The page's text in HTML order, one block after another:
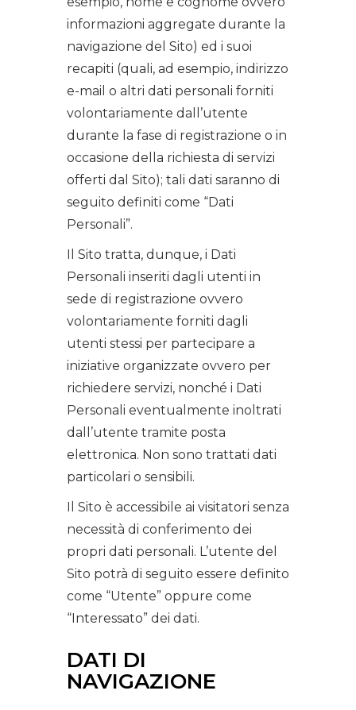
informazioni aggregate durante la
navigazione del Sito) ed i suoi
recapiti (quali, ad esempio, indirizzo
e-mail o altri dati personali forniti
volontariamente dall’utente
durante la fase di registrazione o in
occasione della richiesta di servizi
offerti dal Sito); tali dati saranno di
seguito definiti come “Dati
Personali”.
Il Sito tratta, dunque, i Dati
Personali inseriti dagli utenti in
sede di registrazione ovvero
volontariamente forniti dagli
utenti stessi per partecipare a
iniziative organizzate ovvero per
richiedere servizi, nonché i Dati
Personali eventualmente inoltrati
dall’utente tramite posta
elettronica. Non sono trattati dati
particolari o sensibili.
Il Sito è accessibile ai visitatori senza
necessità di conferimento dei
propri dati personali. L’utente del
Sito potrà di seguito essere definito
come “Utente” oppure come
“Interessato” dei dati.
DATI DI
NAVIGAZIONE